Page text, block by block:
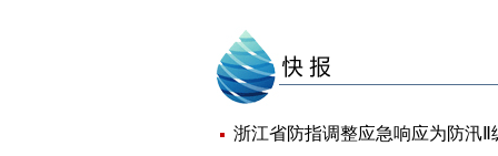
浙江省防指调整应急响应为防汛Ⅱ